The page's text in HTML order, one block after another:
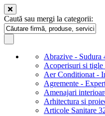
Caută sau mergi la categorii:
Abrazive - Sudura
Acoperisuri si
Aer Conditionat -
Agremente -
Amenajari
Arhitectura si
Articole Sanitare